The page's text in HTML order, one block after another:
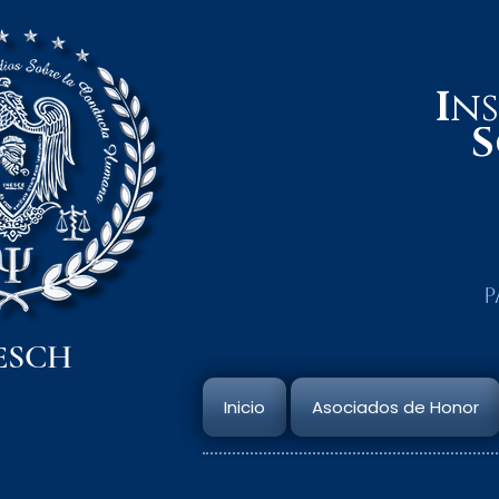
I
S
Inicio Asociados de Honor